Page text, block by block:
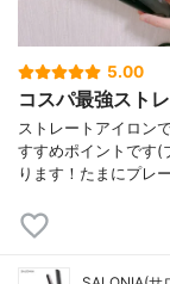
5.00
コスパ最強スト
ストレートアイロン
すすめポイントです(
ります！たまにプレ